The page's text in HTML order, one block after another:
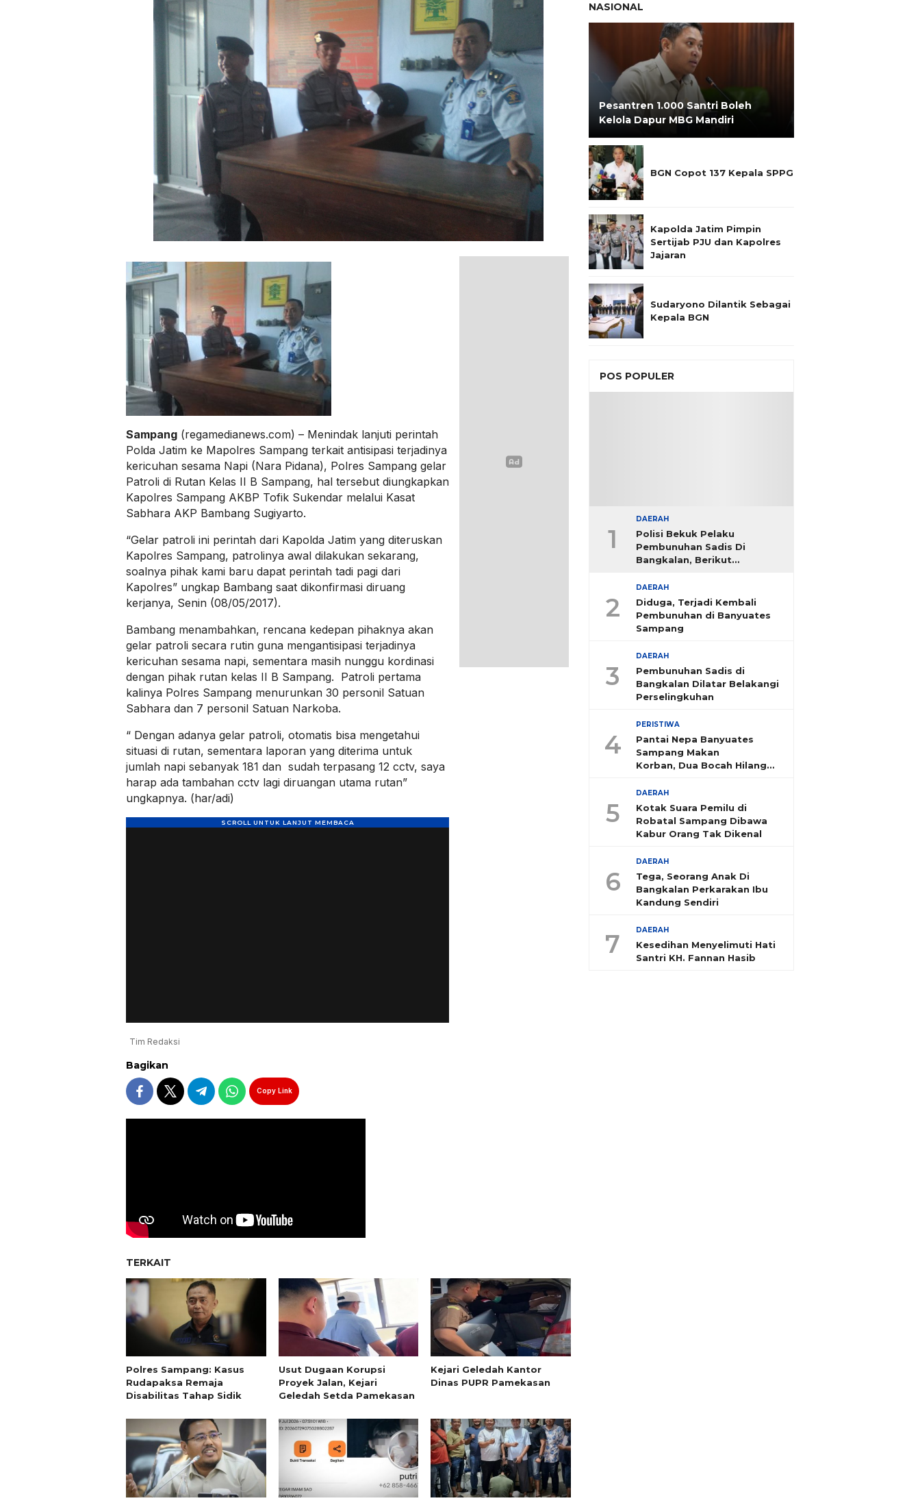
Sampang (regamedianews.com) – Menindak lanjuti perintah
Polda Jatim ke Mapolres Sampang terkait antisipasi terjadinya
kericuhan sesama Napi (Nara Pidana), Polres Sampang gelar
Patroli di Rutan Kelas II B Sampang, hal tersebut diungkapkan
Kapolres Sampang AKBP Tofik Sukendar melalui Kasat
Sabhara AKP Bambang Sugiyarto.
“Gelar patroli ini perintah dari Kapolda Jatim yang diteruskan
Kapolres Sampang, patrolinya awal dilakukan sekarang,
soalnya pihak kami baru dapat perintah tadi pagi dari
Kapolres” ungkap Bambang saat dikonfirmasi diruang
kerjanya, Senin (08/05/2017).
Bambang menambahkan, rencana kedepan pihaknya akan
gelar patroli secara rutin guna mengantisipasi terjadinya
kericuhan sesama napi, sementara masih nunggu kordinasi
dengan pihak rutan kelas II B Sampang. Patroli pertama
kalinya Polres Sampang menurunkan 30 personil Satuan
Sabhara dan 7 personil Satuan Narkoba.
“ Dengan adanya gelar patroli, otomatis bisa mengetahui
situasi di rutan, sementara laporan yang diterima untuk
jumlah napi sebanyak 181 dan sudah terpasang 12 cctv, saya
harap ada tambahan cctv lagi diruangan utama rutan”
ungkapnya. (har/adi)
Tim Redaksi
Bagikan
Copy Link
TERKAIT
Polres Sampang: Kasus
Rudapaksa Remaja
Disabilitas Tahap Sidik
Usut Dugaan Korupsi
Proyek Jalan, Kejari
Geledah Setda Pamekasan
Kejari Geledah Kantor
Dinas PUPR Pamekasan
NASIONAL
Pesantren 1.000 Santri Boleh
Kelola Dapur MBG Mandiri
BGN Copot 137 Kepala SPPG
Kapolda Jatim Pimpin
Sertijab PJU dan Kapolres
Jajaran
Sudaryono Dilantik Sebagai
Kepala BGN
POS POPULER
1
DAERAH
Polisi Bekuk Pelaku
Pembunuhan Sadis Di
Bangkalan, Berikut
2
DAERAH
Diduga, Terjadi Kembali
Pembunuhan di Banyuates
Sampang
3
DAERAH
Pembunuhan Sadis di
Bangkalan Dilatar Belakangi
Perselingkuhan
4
PERISTIWA
Pantai Nepa Banyuates
Sampang Makan
Korban, Dua Bocah Hilang
5
DAERAH
Kotak Suara Pemilu di
Robatal Sampang Dibawa
Kabur Orang Tak Dikenal
6
DAERAH
Tega, Seorang Anak Di
Bangkalan Perkarakan Ibu
Kandung Sendiri
7 DAERAH
Kesedihan Menyelimuti Hati
Santri KH. Fannan Hasib